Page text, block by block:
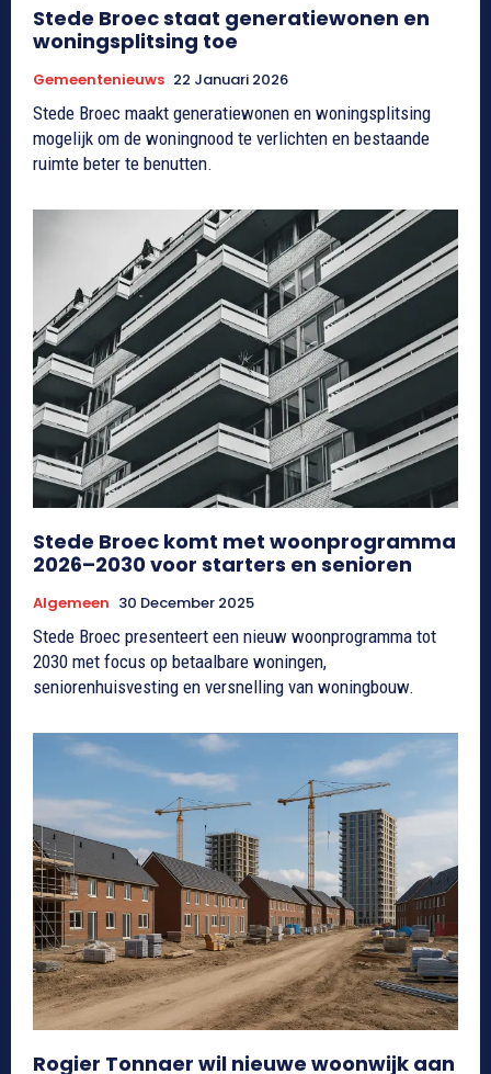
Stede Broec staat generatiewonen en
woningsplitsing toe
Gemeentenieuws 22 Januari 2026
Stede Broec maakt generatiewonen en woningsplitsing
mogelijk om de woningnood te verlichten en bestaande
ruimte beter te benutten.
Stede Broec komt met woonprogramma
2026–2030 voor starters en senioren
Algemeen 30 December 2025
Stede Broec presenteert een nieuw woonprogramma tot
2030 met focus op betaalbare woningen,
seniorenhuisvesting en versnelling van woningbouw.
Rogier Tonnaer wil nieuwe woonwijk aan